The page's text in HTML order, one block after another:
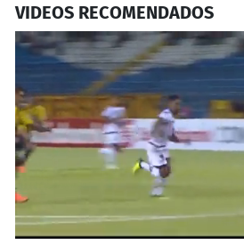
VIDEOS RECOMENDADOS